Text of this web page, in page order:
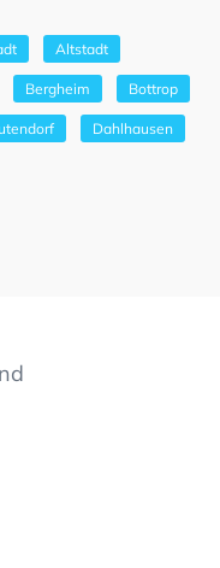
Altstadt
Bergheim Bottrop
Dahlhausen